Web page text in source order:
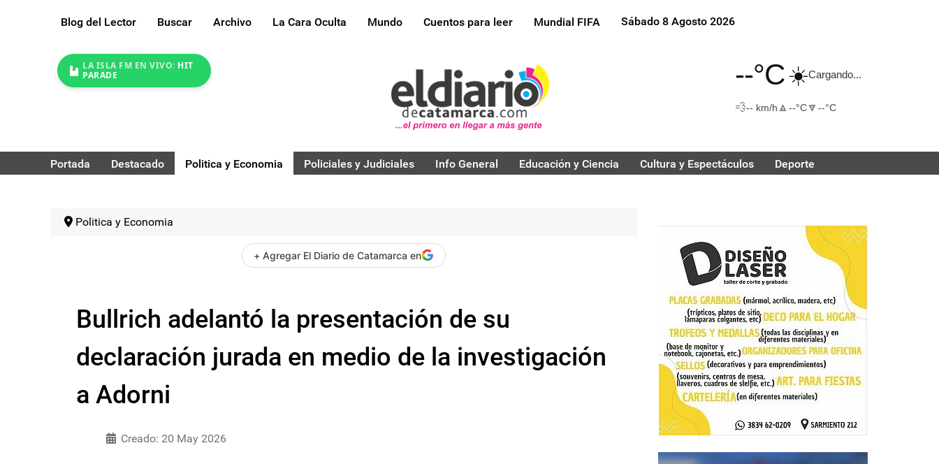
Blog del Lector Buscar Archivo La Cara Oculta Mundo Cuentos para leer Mundial FIFA Sábado 8 Agosto 2026
LA ISLA FM EN VIVO: HIT
PARADE
--°C☀️Cargando...
💨-- km/h 🔼 --°C🔽 --°C
Portada Destacado Politica y Economia Policiales y Judiciales Info General Educación y Ciencia Cultura y Espectáculos Deporte
Politica y Economia
+ Agregar El Diario de Catamarca en
Bullrich adelantó la presentación de su
declaración jurada en medio de la investigación
a Adorni
Creado: 20 May 2026